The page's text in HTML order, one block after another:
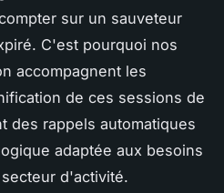
sur un sauveteur
C'est pourquoi nos
accompagnent les
de ces sessions de
des rappels automatiques
adaptée aux besoins
d'activité.